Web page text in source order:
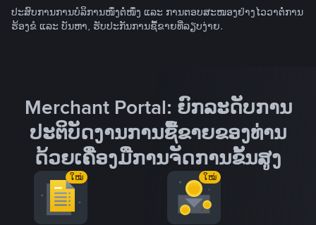
ປະສົບການການບໍລິການໜຶ່ງຕໍ່ໜຶ່ງ ແລະ ການຕອບສະໜອງຢ່າງໄວວາຕໍ່ການ
ຮ້ອງຂໍ ແລະ ບັນຫາ, ຮັບປະກັນການຊື້ຂາຍທີ່ລຽບງ່າຍ.
ໃໝ່ ໃໝ່
Merchant Portal: ຍົກລະດັບການ
ປະຕິບັດງານການຊື້ຂາຍຂອງທ່ານ
ດ້ວຍເຄື່ອງມືການຈັດການຂັ້ນສູງ